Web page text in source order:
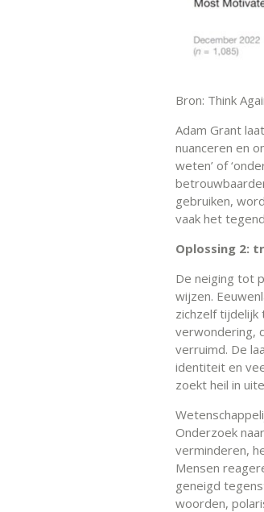
Bron: Think
Adam Grant
nuanceren en
weten’ of
gebruiken,
vaak het
Oplossing 2:
De neiging tot
wijzen.
zichzelf
verwondering,
verruimd. De
identiteit en
zoekt heil in
Onderzoek
verminderen,
Mensen
geneigd
woorden,